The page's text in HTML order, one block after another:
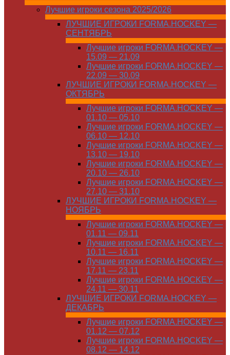
Лучшие игроки сезона 2025/2026
ЛУЧШИЕ ИГРОКИ FORMA.HOCKEY —
СЕНТЯБРЬ
Лучшие игроки FORMA.HOCKEY —
15.09 — 21.09
Лучшие игроки FORMA.HOCKEY —
22.09 — 30.09
ЛУЧШИЕ ИГРОКИ FORMA.HOCKEY —
ОКТЯБРЬ
Лучшие игроки FORMA.HOCKEY —
01.10 — 05.10
Лучшие игроки FORMA.HOCKEY —
06.10 — 12.10
Лучшие игроки FORMA.HOCKEY —
13.10 — 19.10
Лучшие игроки FORMA.HOCKEY —
20.10 — 26.10
Лучшие игроки FORMA.HOCKEY —
27.10 — 31.10
ЛУЧШИЕ ИГРОКИ FORMA.HOCKEY —
НОЯБРЬ
Лучшие игроки FORMA.HOCKEY —
01.11 — 09.11
Лучшие игроки FORMA.HOCKEY —
10.11 — 16.11
Лучшие игроки FORMA.HOCKEY —
17.11 — 23.11
Лучшие игроки FORMA.HOCKEY —
24.11 — 30.11
ЛУЧШИЕ ИГРОКИ FORMA.HOCKEY —
ДЕКАБРЬ
Лучшие игроки FORMA.HOCKEY —
01.12 — 07.12
Лучшие игроки FORMA.HOCKEY —
08.12 — 14.12